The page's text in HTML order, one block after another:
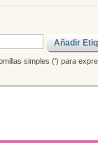
Añadir
simples (') para